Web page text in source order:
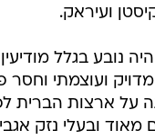
ועיראק.
נובע בגלל מודיעין
ועוצמתי וחסר
על ארצות הברית
מאוד ובעלי נזק